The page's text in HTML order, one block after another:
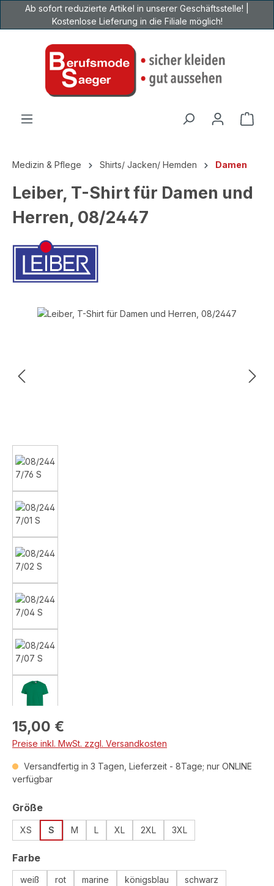
Zum Hauptinhalt springen
Ab sofort reduzierte Artikel in unserer Geschäftsstelle! |
Kostenlose Lieferung in die Filiale möglich!
Medizin & Pflege Shirts/ Jacken/ Hemden Damen
Leiber, T-Shirt für Damen und
Herren, 08/2447
Bildergalerie überspringen
Regulärer Preis:
15,00 €
Preise inkl. MwSt. zzgl. Versandkosten
Versandfertig in 3 Tagen, Lieferzeit - 8Tage; nur ONLINE
verfügbar
Größeauswählen
XS S M L XL 2XL 3XL
Farbeauswählen
weiß rot marine königsblau
schwarz